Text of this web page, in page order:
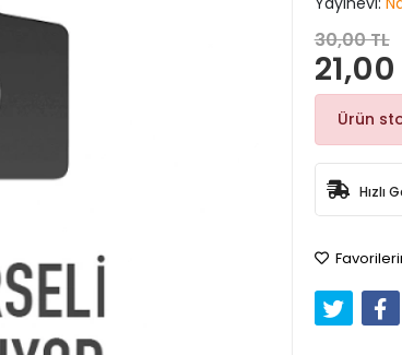
30,00 TL
21,00
Ürün
Hızlı